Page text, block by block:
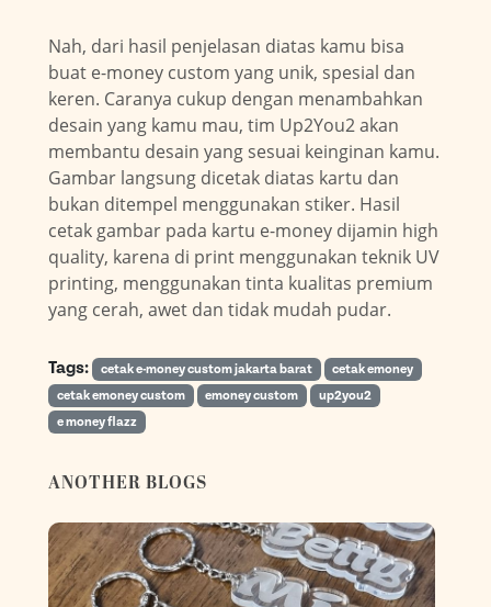
Nah, dari hasil penjelasan diatas kamu bisa
buat e-money custom yang unik, spesial dan
keren. Caranya cukup dengan menambahkan
desain yang kamu mau, tim Up2You2 akan
membantu desain yang sesuai keinginan kamu.
Gambar langsung dicetak diatas kartu dan
bukan ditempel menggunakan stiker. Hasil
cetak gambar pada kartu e-money dijamin high
quality, karena di print menggunakan teknik UV
printing, menggunakan tinta kualitas premium
yang cerah, awet dan tidak mudah pudar.
Tags: cetak e-money custom jakarta barat
cetak emoney
cetak emoney custom
emoney custom
up2you2
e money flazz
ANOTHER BLOGS